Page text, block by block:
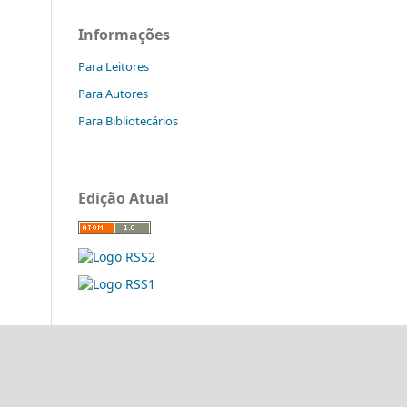
Informações
Para Leitores
Para Autores
Para Bibliotecários
Edição Atual